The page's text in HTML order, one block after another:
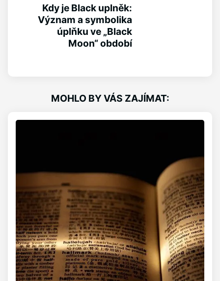
Kdy je Black uplněk:
Význam a symbolika
úplňku ve „Black
Moon“ období
MOHLO BY VÁS ZAJÍMAT: